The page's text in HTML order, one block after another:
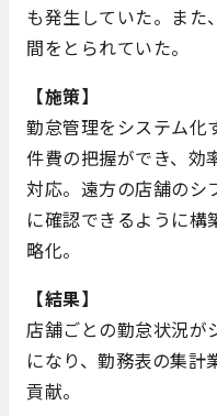
も発生していた。また
間をとられていた。
【施策】
勤怠管理をシステム化
件費の把握ができ、効
対応。遠方の店舗のシ
に確認できるように
略化。
【結果】
店舗ごとの勤怠状況が
になり、勤務表の集計
貢献。